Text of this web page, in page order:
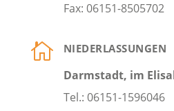
Fax: 06151-8505702
 NIEDERLASSUNGEN
Darmstadt, im
Tel.: 06151-1596046